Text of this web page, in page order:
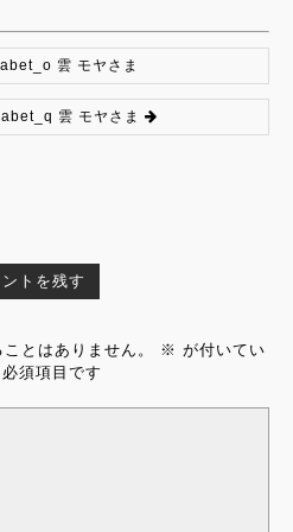
雲 モヤさま
雲 モヤさま
ントを残す
とはありません。 ※ が付いてい
須項目です